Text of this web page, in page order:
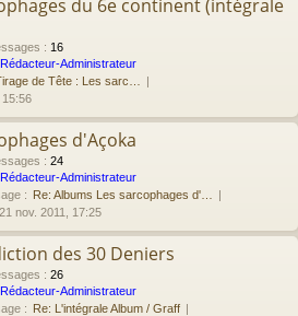
du 6e continent (intégrale
: 16
Rédacteur-Administrateur
de Tête : Les sarc…
15:56
d'Açoka
: 24
Rédacteur-Administrateur
: Re: Albums Les sarcophages d'…
, 21 nov. 2011, 17:25
des 30 Deniers
: 26
Rédacteur-Administrateur
: Re: L'intégrale Album / Graff